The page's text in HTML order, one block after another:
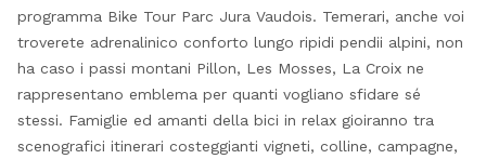
programma Bike Tour Parc Jura Vaudois. Temerari, anche voi
troverete adrenalinico conforto lungo ripidi pendii alpini, non
ha caso i passi montani Pillon, Les Mosses, La Croix ne
rappresentano emblema per quanti vogliano sfidare sé
stessi. Famiglie ed amanti della bici in relax gioiranno tra
scenografici itinerari costeggianti vigneti, colline, campagne,